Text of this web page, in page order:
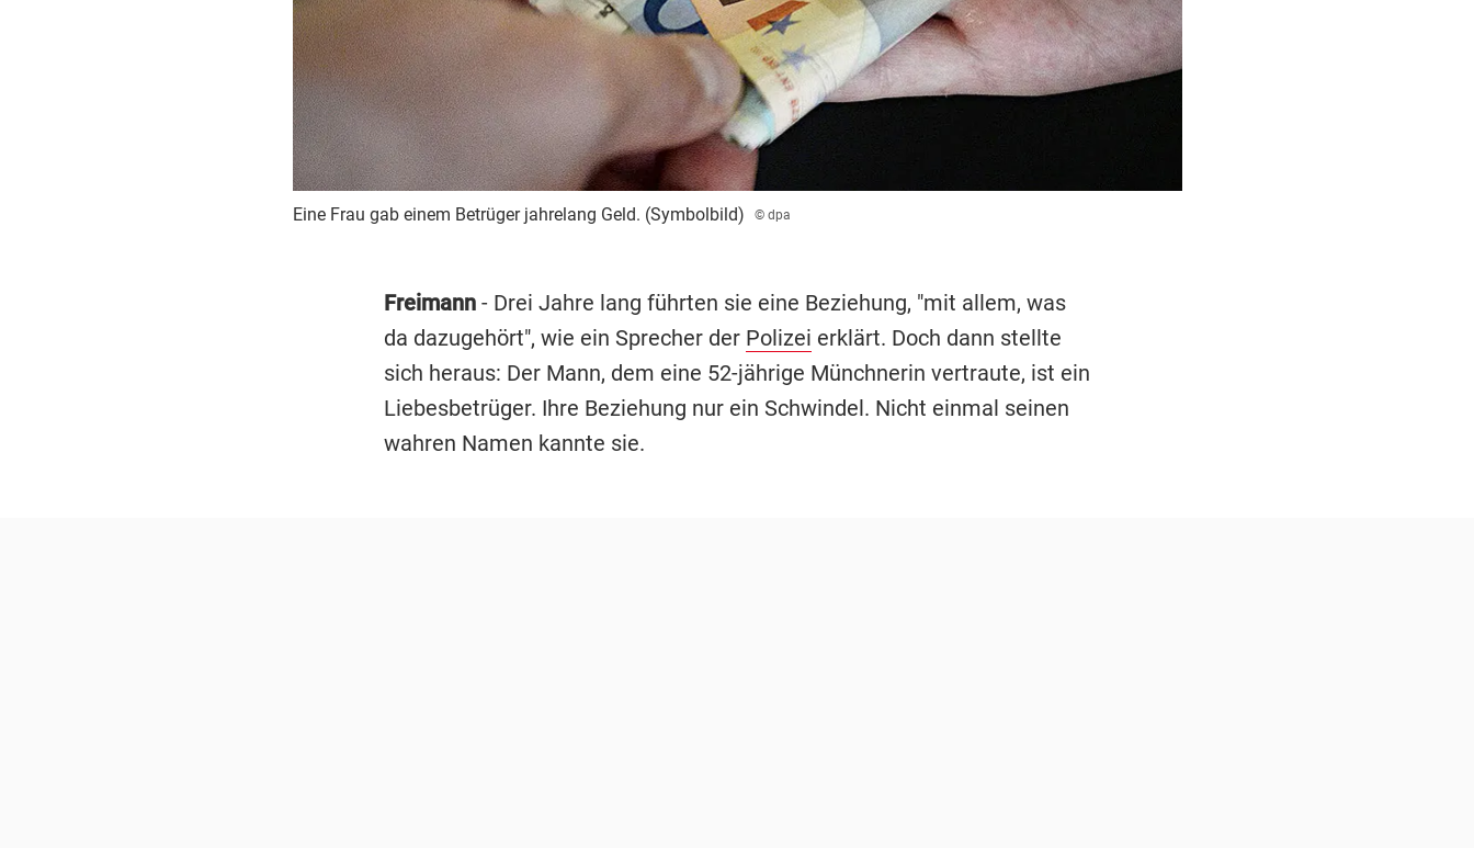
Eine Frau gab einem Betrüger jahrelang Geld. (Symbolbild) © dpa
Freimann- Drei Jahre lang führten sie eine Beziehung, "mit allem, was
da dazugehört", wie ein Sprecher der Polizei erklärt. Doch dann stellte
sich heraus: Der Mann, dem eine 52-jährige Münchnerin vertraute, ist ein
Liebesbetrüger. Ihre Beziehung nur ein Schwindel. Nicht einmal seinen
wahren Namen kannte sie.